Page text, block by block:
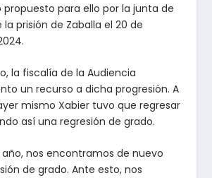
propuesto para ello por la junta de
prisión de Zaballa el 20 de
la fiscalía de la Audiencia
un recurso a dicha progresión. A
mismo Xabier tuvo que regresar
así una regresión de grado.
año, nos encontramos de nuevo
de grado. Ante esto, nos